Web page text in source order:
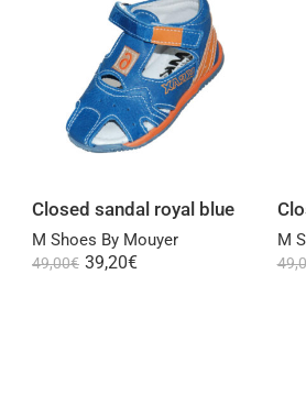
Select options
Closed sandal royal blue
M Shoes By Mouyer
49,00€ 39,20€
M